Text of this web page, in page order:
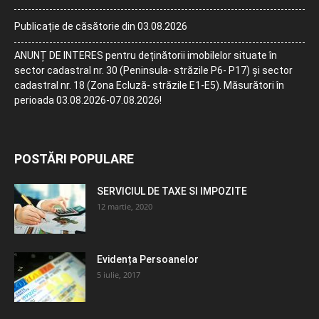
Publicație de căsătorie din 03.08.2026
ANUNȚ DE INTERES pentru deținătorii imobilelor situate în
sector cadastral nr. 30 (Peninsula- străzile P6- P17) și sector
cadastral nr. 18 (Zona Ecluză- străzile E1-E5). Măsurători în
perioada 03.08.2026-07.08.2026!
POSTĂRI POPULARE
SERVICIUL DE TAXE SI IMPOZITE
12 martie, 2020
Evidența Persoanelor
5 iulie, 2017